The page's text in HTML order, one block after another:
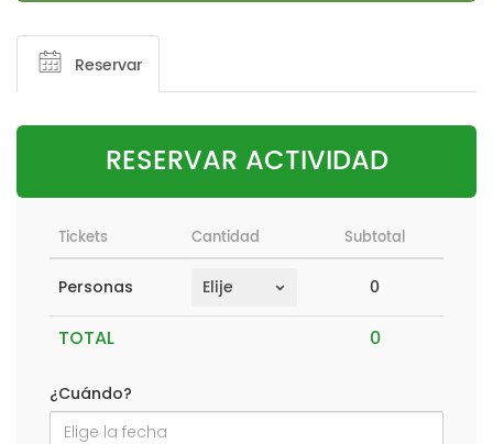
Reservar
RESERVAR ACTIVIDAD
Tickets Cantidad Subtotal
TOTAL
Personas 0
¿Cuándo?